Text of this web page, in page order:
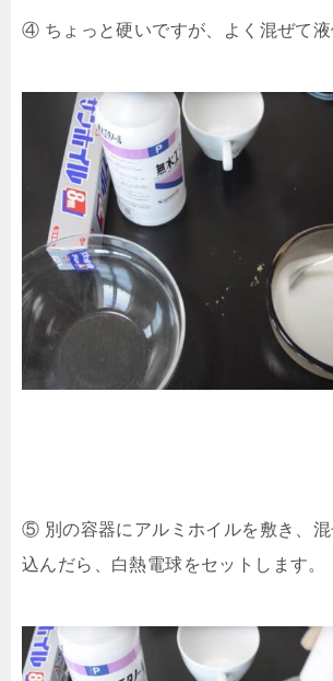
④ ちょっと硬いですが、よく混ぜて液
⑤ 別の容器にアルミホイルを敷き、
込んだら、白熱電球をセットします。